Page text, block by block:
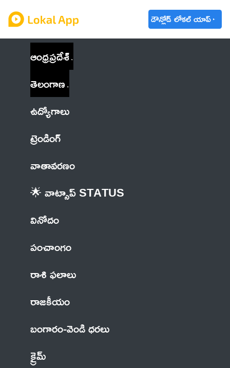
డౌన్లోడ్ లోకల్ యాప్
ఆంధ్రప్రదేశ్
తెలంగాణ
ఉద్యోగాలు
ట్రెండింగ్
వాతావరణం
🌟 వాట్సాప్ STATUS
వినోదం
పంచాంగం
రాశి ఫలాలు
రాజకీయం
బంగారం-వెండి ధరలు
క్రైమ్